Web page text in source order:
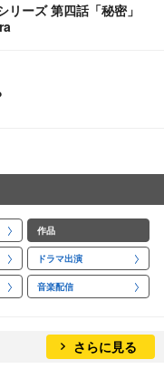
リーズ 第四話「秘密」
作品
ドラマ出演
音楽配信
さらに見る